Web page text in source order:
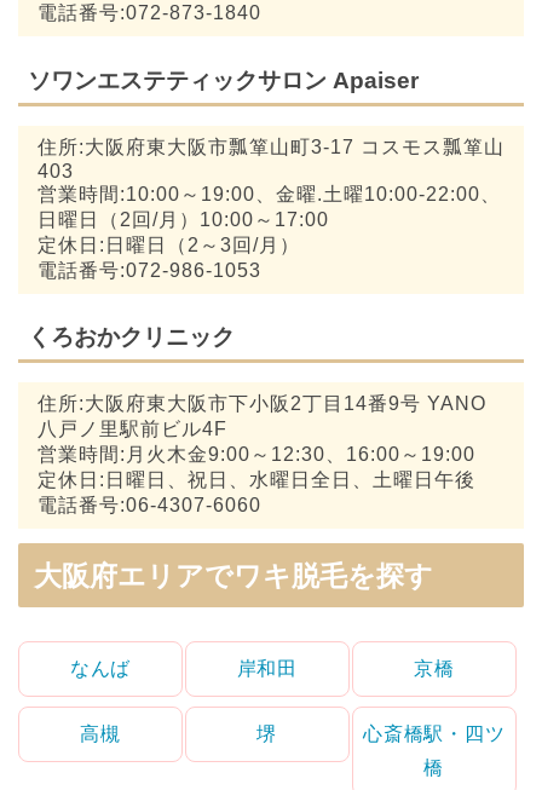
電話番号:072-873-1840
ソワンエステティックサロン Apaiser
住所:大阪府東大阪市瓢箪山町3-17 コスモス瓢箪山
403
営業時間:10:00～19:00、金曜.土曜10:00-22:00、
日曜日（2回/月）10:00～17:00
定休日:日曜日（2～3回/月）
電話番号:072-986-1053
くろおかクリニック
住所:大阪府東大阪市下小阪2丁目14番9号 YANO
八戸ノ里駅前ビル4F
営業時間:月火木金9:00～12:30、16:00～19:00
定休日:日曜日、祝日、水曜日全日、土曜日午後
電話番号:06-4307-6060
大阪府エリアでワキ脱毛を探す
なんば 岸和田 京橋
高槻 堺
心斎橋駅・四ツ
橋